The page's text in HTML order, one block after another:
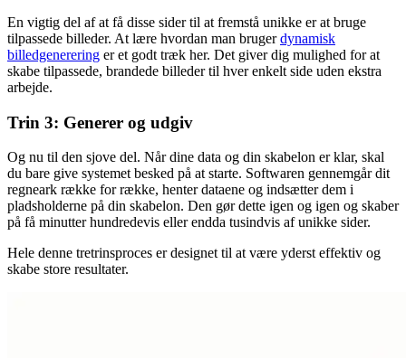
En vigtig del af at få disse sider til at fremstå unikke er at bruge
tilpassede billeder. At lære hvordan man brugerdynamisk
billedgenerering er et godt træk her. Det giver dig mulighed for at
skabe tilpassede, brandede billeder til hver enkelt side uden ekstra
arbejde.
Trin 3: Generer og udgiv
Og nu til den sjove del. Når dine data og din skabelon er klar, skal
du bare give systemet besked på at starte. Softwaren gennemgår dit
regneark række for række, henter dataene og indsætter dem i
pladsholderne på din skabelon. Den gør dette igen og igen og skaber
på få minutter hundredevis eller endda tusindvis af unikke sider.
Hele denne tretrinsproces er designet til at være yderst effektiv og
skabe store resultater.